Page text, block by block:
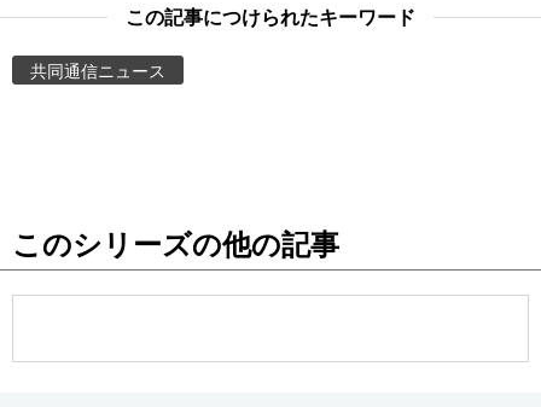
東京
この記事につけられたキーワード
共同通信ニュース
このシリーズの他の記事